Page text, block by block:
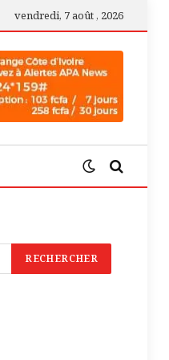
vendredi, 7 août , 2026